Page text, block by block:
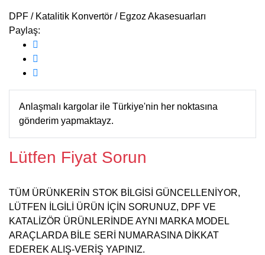
DPF / Katalitik Konvertör / Egzoz Akasesuarları
Paylaş:
Anlaşmalı kargolar ile Türkiye'nin her noktasına
gönderim yapmaktayz.
Lütfen Fiyat Sorun
TÜM ÜRÜNKERİN STOK BİLGİSİ GÜNCELLENİYOR,
LÜTFEN İLGİLİ ÜRÜN İÇİN SORUNUZ, DPF VE
KATALİZÖR ÜRÜNLERİNDE AYNI MARKA MODEL
ARAÇLARDA BİLE SERİ NUMARASINA DİKKAT
EDEREK ALIŞ-VERİŞ YAPINIZ.